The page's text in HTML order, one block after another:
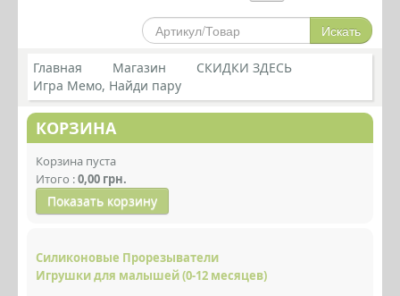
МАГАЗИН
СИЛИКОНОВЫЕ ПРОРЕЗЫВАТЕЛИ
ИГРУШКИ ДЛЯ МАЛЫШЕЙ (0 - 12
РАЗВИВАЮЩИЕ ИГРУШКИ GOKI (1 – 7
ЛЕТ)
ТЕТРАДИ KUMON
Главная Магазин
СКИДКИ ЗДЕСЬ
Игра Мемо, Найди пару
КОРЗИНА
Корзина пуста
Итого :0,00 грн.
Показать корзину
Силиконовые Прорезыватели
Игрушки для малышей (0-12 месяцев)